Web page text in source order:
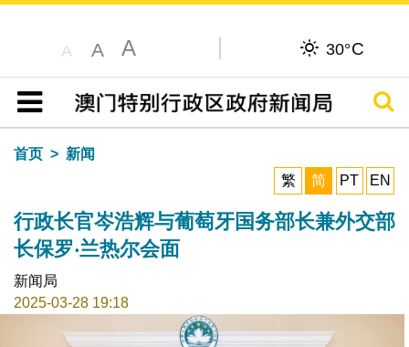
A A A 30°C
目录
搜寻
首页
新闻
繁
简 PT EN
行政长官岑浩辉与葡萄牙国务部长兼外交部
长保罗‧兰热尔会面
新闻局
2025-03-28 19:18